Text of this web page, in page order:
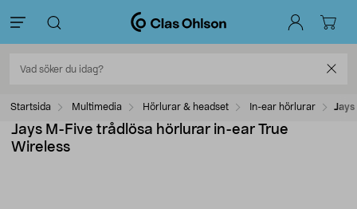
Startsida Multimedia Hörlurar & headset In-ear hörlurar Jays
Jays M-Five trådlösa hörlurar in-ear True
Wireless